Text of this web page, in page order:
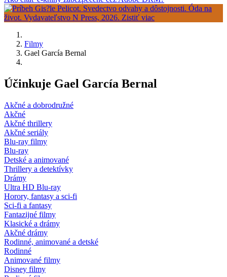
Filmy
Gael García Bernal
Účinkuje Gael García Bernal
Akčné a dobrodružné
Akčné
Akčné thrillery
Akčné seriály
Blu-ray filmy
Blu-ray
Detské a animované
Thrillery a detektívky
Drámy
Ultra HD Blu-ray
Horory, fantasy a sci-fi
Sci-fi a fantasy
Fantazijné filmy
Klasické a drámy
Akčné drámy
Rodinné, animované a detské
Rodinné
Animované filmy
Disney filmy